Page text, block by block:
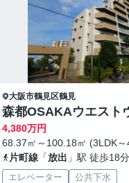
大阪市鶴見区鶴見
森都OSAKAウエスト
4,380万円
68.37㎡～100.18㎡ (3LDK
片町線「放出 」駅 徒歩18分
エレベーター 公共下水